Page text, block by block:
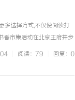
多选择方式,不仅使阅读打
香市集活动在北京王府井步
展览展示等一系列活动,营
阅读：79 回复：0